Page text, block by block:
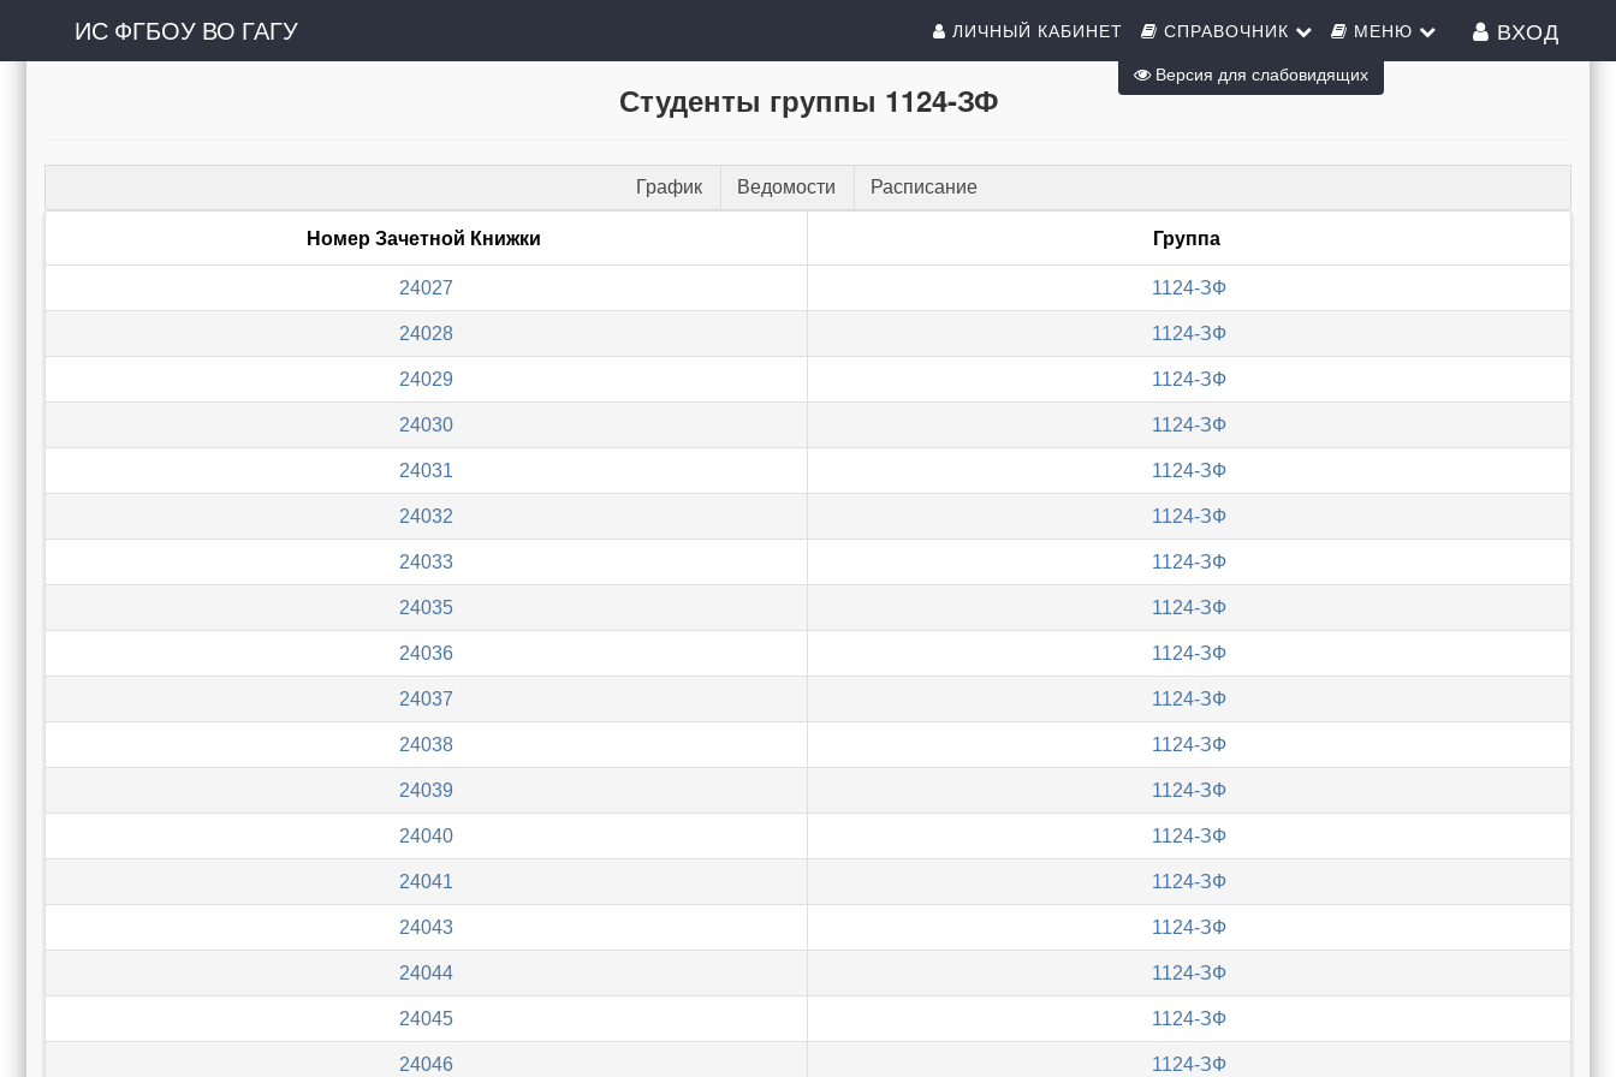
ИС ФГБОУ ВО ГАГУ ЛИЧНЫЙ КАБИНЕТ СПРАВОЧНИК МЕНЮ ВХОД
Студенты группы 1124-ЗФ
График Ведомости Расписание
Номер Зачетной Книжки Группа
24027 1124-ЗФ
24028 1124-ЗФ
24029 1124-ЗФ
24030 1124-ЗФ
24031 1124-ЗФ
24032 1124-ЗФ
24033 1124-ЗФ
24035 1124-ЗФ
24036 1124-ЗФ
24037 1124-ЗФ
24038 1124-ЗФ
24039 1124-ЗФ
24040 1124-ЗФ
24041 1124-ЗФ
24043 1124-ЗФ
24044 1124-ЗФ
24045 1124-ЗФ
24046 1124-ЗФ
Версия для слабовидящих